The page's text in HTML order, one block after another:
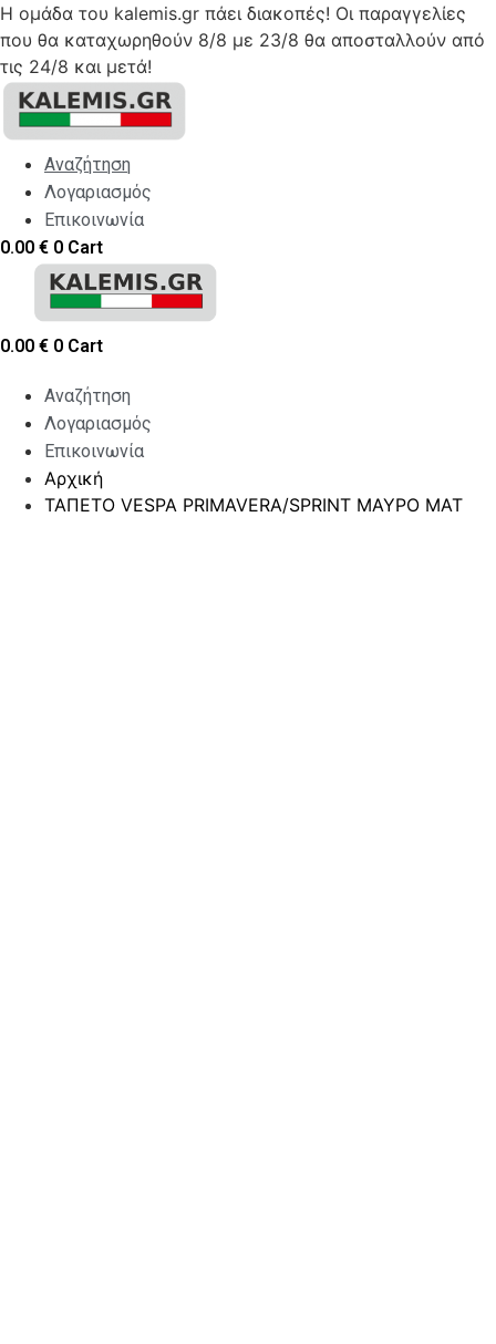
Η ομάδα του kalemis.gr πάει διακοπές! Οι παραγγελίες
που θα καταχωρηθούν 8/8 με 23/8 θα αποσταλλούν από
τις 24/8 και μετά!
Skip
content
Αναζήτηση
Λογαριασμός
Επικοινωνία
0.00 € 0 Cart
0.00 € 0 Cart
Αναζήτηση
Λογαριασμός
Επικοινωνία
Αρχική
ΤΑΠΕΤΟ VESPA PRIMAVERA/SPRINT ΜΑΥΡΟ ΜΑΤ